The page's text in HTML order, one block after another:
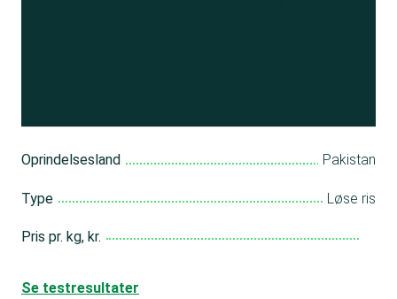
Oprindelsesland Pakistan
Type Løse ris
Pris pr. kg, kr.
Se testresultater